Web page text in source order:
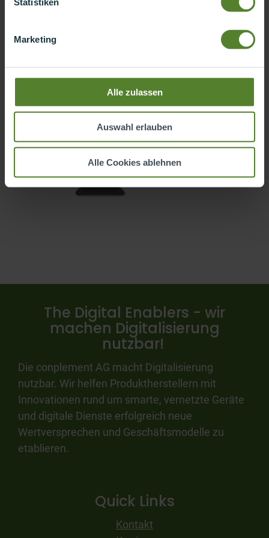
Marketing
Alle zulassen
Auswahl erlauben
Alle Cookies ablehnen
The Digital Enablers - wir
machen Digitalisierung
nutzbar!
Die conplement AG macht Digitalisierung
nutzbar. Wir helfen Produktherstellern mit
Innovationen rund um smarte, vernetzte Geräte
und digitale Dienste erfolgreich neue
Wertversprechen und Geschäftsmodelle zu
etablieren.
Quick Links
Kontakt